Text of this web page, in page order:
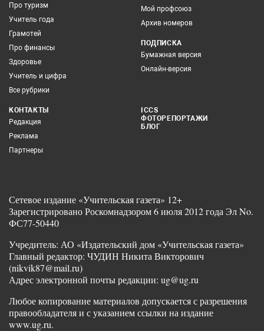
Про туризм
Учитель года
Грамотей
Про финансы
Здоровье
Учитель и цифра
Все рубрики
Мой профсоюз
Архив номеров
ПОДПИСКА
Бумажная версия
Онлайн-версия
КОНТАКТЫ
Редакция
Реклама
Партнеры
ICCS
ФОТОРЕПОРТАЖИ
БЛОГ
Сетевое издание «Учительская газета» 12+
Зарегистрировано Роскомнадзором 6 июля 2012 года Эл No.
ФС77-50440
Учредитель: АО «Издательский дом «Учительская газета»
Главный редактор: ЧУДИН Никита Викторович
(nikvik87@mail.ru)
Адрес электронной почты редакции: ug@ug.ru
Любое копирование материалов допускается с разрешения
правообладателя и с указанием ссылки на издание
www.ug.ru.